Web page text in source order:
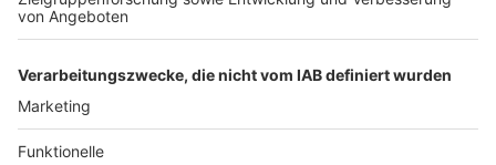
SERVICE HOTLINE
SHOP SERVICE